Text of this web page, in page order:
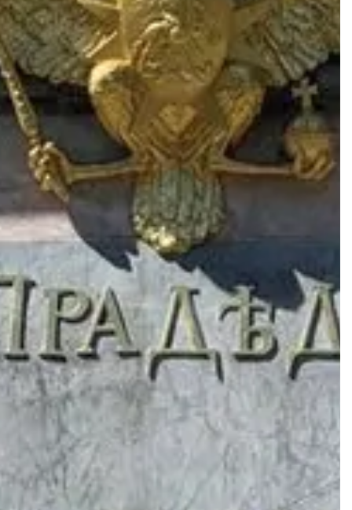
Важная информация
•
Аудиоэкскурсия доступна только в приложении
WeGoTrip. Если вы забронировали тур на
стороннем сайте или в другом приложении, вам
также понадобится установить наше приложение
Загрузите приложение, а также тур и билеты
заранее, до посещения достопримечательности —
так, ничто не помешает вам насладиться
экскурсией
Пожалуйста, обратите внимание, что на месте
старта тура и его проведения нет персонала
WeGoTrip — это самостоятельная аудиоэкскурсия.
Вы можете запустить тур в любое время, начиная
со стартовой точки
Для прохождения экскурсии понадобится
смартфон на Android версии 7.1+ или iOS версии
12+. Для загрузки аудиогида потребуется около
100 МБ свободного места
Скачайте приложение WeGoTrip и загрузите
аудиотур перед посещением. Рекомендации о том,
как добраться до точки старта, вы найдете на
первом шаге тура. Если у вас есть какие-либо